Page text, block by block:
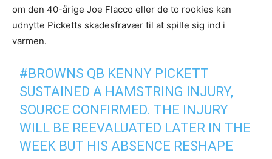
om den 40-årige Joe Flacco eller de to rookies kan
udnytte Picketts skadesfravær til at spille sig ind i
varmen.
#BROWNS QB KENNY PICKETT
SUSTAINED A HAMSTRING INJURY,
SOURCE CONFIRMED. THE INJURY
WILL BE REEVALUATED LATER IN THE
WEEK BUT HIS ABSENCE RESHAPE